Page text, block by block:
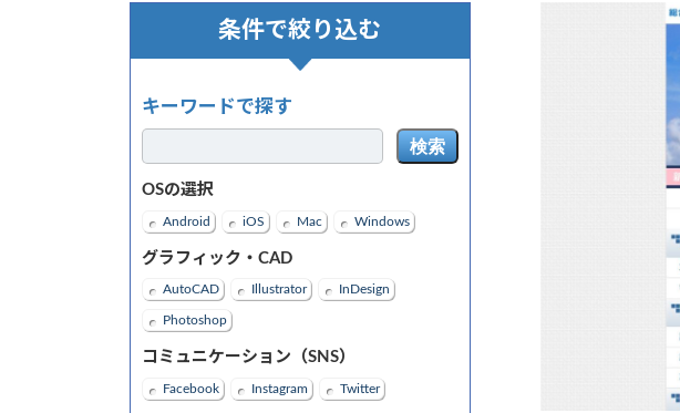
条件で絞り込む
キーワードで探す
検索
OSの選択
Android iOS Mac Windows
グラフィック・CAD
AutoCAD Illustrator InDesign
Photoshop
コミュニケーション（SNS）
Facebook Instagram Twitter